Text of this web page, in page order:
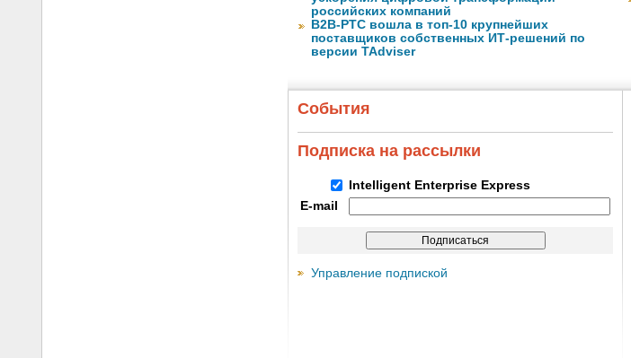
российских компаний
B2B-РТС вошла в топ-10 крупнейших
поставщиков собственных ИТ-решений по
версии TAdviser
События
Подписка на рассылки
Intelligent Enterprise Express
E-mail
Управление подпиской